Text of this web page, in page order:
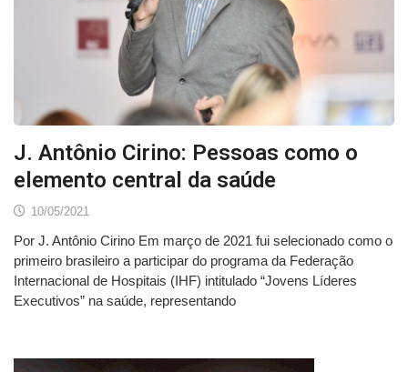
J. Antônio Cirino: Pessoas como o
elemento central da saúde
10/05/2021
Por J. Antônio Cirino Em março de 2021 fui selecionado como o
primeiro brasileiro a participar do programa da Federação
Internacional de Hospitais (IHF) intitulado “Jovens Líderes
Executivos” na saúde, representando